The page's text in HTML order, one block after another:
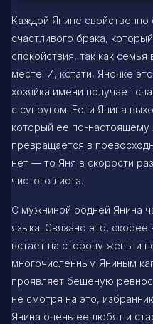
Каждой Янине свойственно
счастливого брака,
спокойствия, так как
месте. И, кстати, Яночке
хозяйка имени получает
с супругом. Если Янина
который ее по-
превращается в
нет — то Яня в скорости
чистого листа.
С мужниной родней Янина
языка. Связано это, скорее
встает на сторону жены и
многочисленным Яниным
проявляет бешеную
не смотря на это,
Янина очень ее любят и